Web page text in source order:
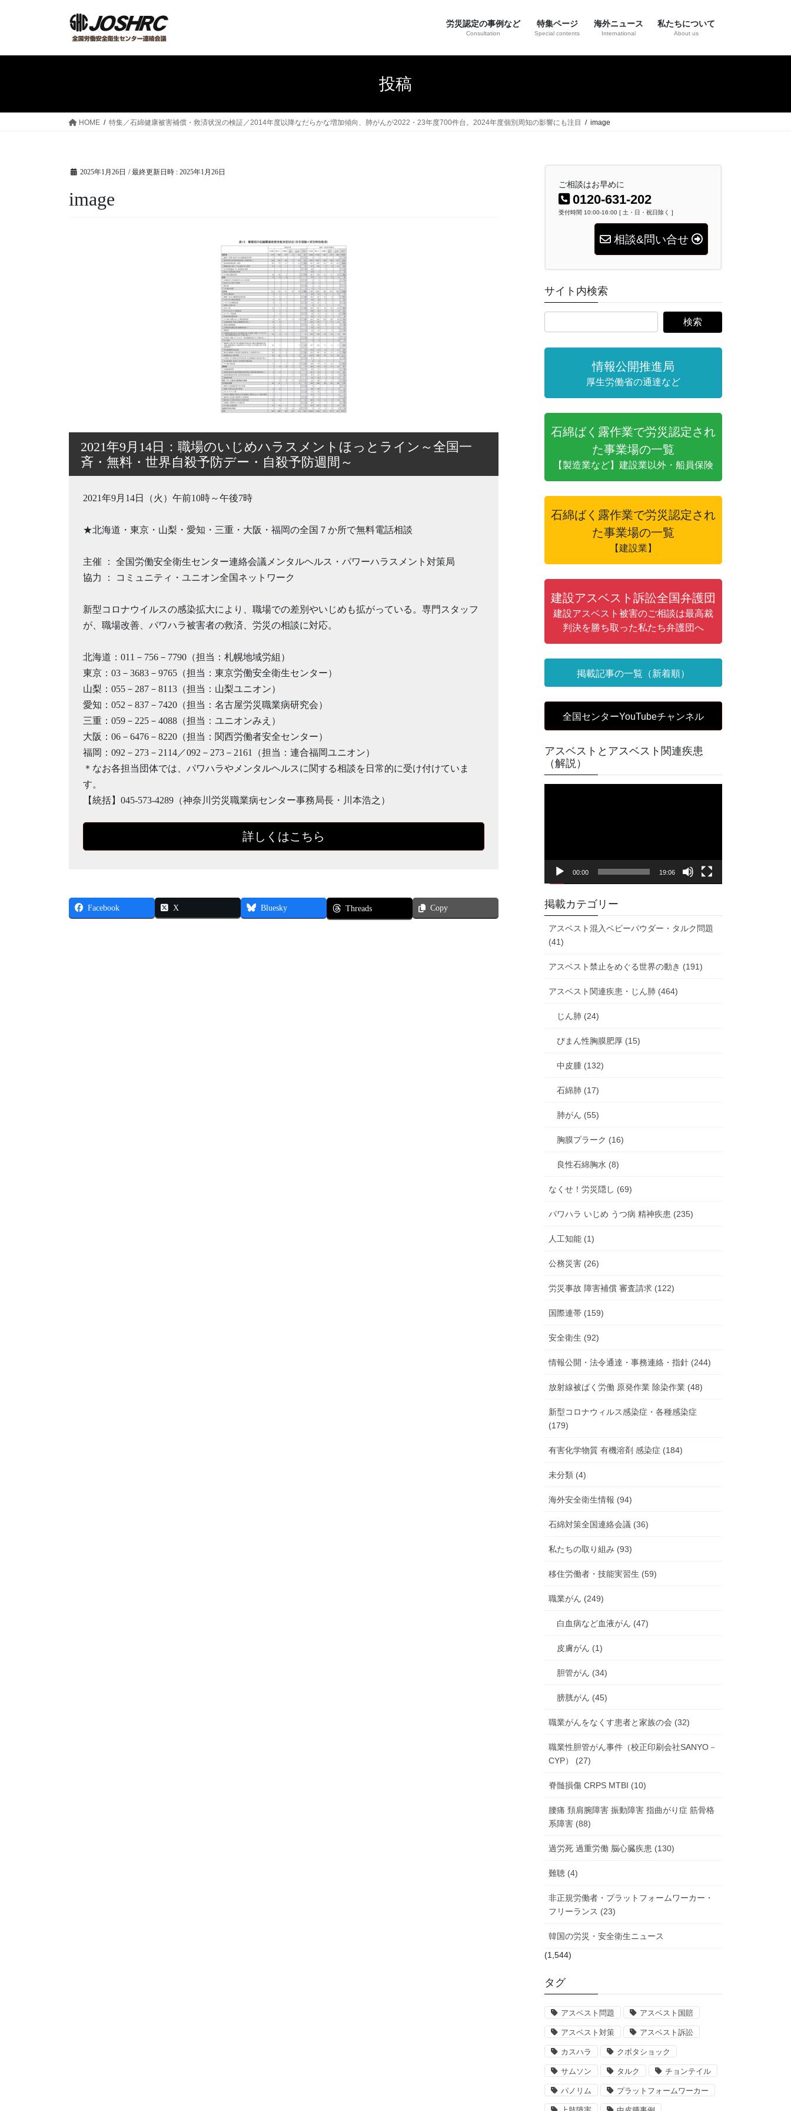
労災認定の事例など
Consultation
特集ページ
Special contents
海外ニュース
International
私たちについて
About us
投稿
HOME 特集／石綿健康被害補償・救済状況の検証／2014年度以降なだらかな増加傾向、肺がんが2022・23年度700件台。2024年度個別周知の影響にも注目 image
2025年1月26日 / 最終更新日時 : 2025年1月26日
image
2021年9月14日：職場のいじめハラスメントほっとライン～全国一
斉・無料・世界自殺予防デー・自殺予防週間～
2021年9月14日（火）午前10時～午後7時
★北海道・東京・山梨・愛知・三重・大阪・福岡の全国７か所で無料電話相談
主催 ： 全国労働安全衛生センター連絡会議メンタルヘルス・パワーハラスメント対策局
協力 ： コミュニティ・ユニオン全国ネットワーク
新型コロナウイルスの感染拡大により、職場での差別やいじめも拡がっている。専門スタッフ
が、職場改善、パワハラ被害者の救済、労災の相談に対応。
北海道：011－756－7790（担当：札幌地域労組）
東京：03－3683－9765（担当：東京労働安全衛生センター）
山梨：055－287－8113（担当：山梨ユニオン）
愛知：052－837－7420（担当：名古屋労災職業病研究会）
三重：059－225－4088（担当：ユニオンみえ）
大阪：06－6476－8220（担当：関西労働者安全センター）
福岡：092－273－2114／092－273－2161（担当：連合福岡ユニオン）
＊なお各担当団体では、パワハラやメンタルヘルスに関する相談を日常的に受け付けていま
す。
【統括】045-573-4289（神奈川労災職業病センター事務局長・川本浩之）
詳しくはこちら
Facebook X Bluesky Threads Copy
ご相談はお早めに
0120-631-202
受付時間 10:00-16:00 [ 土・日・祝日除く ]
相談&問い合せ
サイト内検索
情報公開推進局
厚生労働省の通達など
石綿ばく露作業で労災認定され
た事業場の一覧
【製造業など】建設業以外・船員保険
石綿ばく露作業で労災認定され
た事業場の一覧
【建設業】
建設アスベスト訴訟全国弁護団
建設アスベスト被害のご相談は最高裁
判決を勝ち取った私たち弁護団へ
掲載記事の一覧（新着順）
全国センターYouTubeチャンネル
アスベストとアスベスト関連疾患
（解説）
ヤ
00:00 19:06
掲載カテゴリー
アスベスト混入ベビーパウダー・タルク問題
(41)
アスベスト禁止をめぐる世界の動き (191)
アスベスト関連疾患・じん肺 (464)
じん肺 (24)
びまん性胸膜肥厚 (15)
中皮腫 (132)
石綿肺 (17)
肺がん (55)
胸膜プラーク (16)
良性石綿胸水 (8)
なくせ！労災隠し (69)
パワハラ いじめ うつ病 精神疾患 (235)
人工知能 (1)
公務災害 (26)
労災事故 障害補償 審査請求 (122)
国際連帯 (159)
安全衛生 (92)
情報公開・法令通達・事務連絡・指針 (244)
放射線被ばく労働 原発作業 除染作業 (48)
新型コロナウィルス感染症・各種感染症
(179)
有害化学物質 有機溶剤 感染症 (184)
未分類 (4)
海外安全衛生情報 (94)
石綿対策全国連絡会議 (36)
私たちの取り組み (93)
移住労働者・技能実習生 (59)
職業がん (249)
白血病など血液がん (47)
皮膚がん (1)
胆管がん (34)
膀胱がん (45)
職業がんをなくす患者と家族の会 (32)
職業性胆管がん事件（校正印刷会社SANYO－
CYP） (27)
脊髄損傷 CRPS MTBI (10)
腰痛 頚肩腕障害 振動障害 指曲がり症 筋骨格
系障害 (88)
過労死 過重労働 脳心臓疾患 (130)
難聴 (4)
非正規労働者・プラットフォームワーカー・
フリーランス (23)
韓国の労災・安全衛生ニュース
(1,544)
タグ
アスベスト問題 アスベスト国賠
アスベスト対策 アスベスト訴訟
カスハラ クボタショック
サムソン タルク チョンテイル
パノリム プラットフォームワーカー